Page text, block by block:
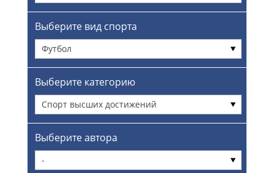
Выберите вид спорта
Футбол
Выберите категорию
Спорт высших достижений
Выберите автора
-